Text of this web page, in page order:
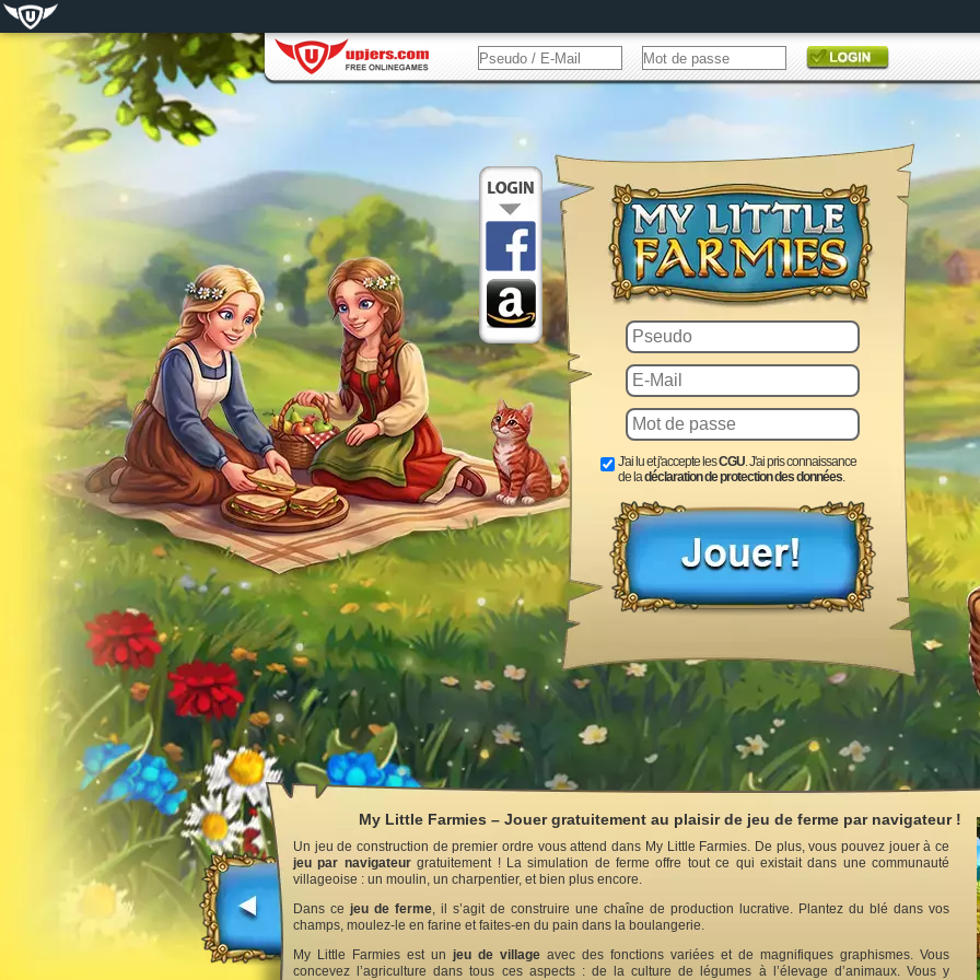
J'ai lu et j'accepte lesCGU. J'ai pris connaissance
de ladéclaration de protection des données.
My Little Farmies – Jouer gratuitement au plaisir de jeu de ferme par navigateur !
Un jeu de construction de premier ordre vous attend dans My Little Farmies. De plus, vous pouvez jouer à ce
jeu par navigateurgratuitement ! La simulation de ferme offre tout ce qui existait dans une communauté
villageoise : un moulin, un charpentier, et bien plus encore.
Dans ce jeu de ferme, il s’agit de construire une chaîne de production lucrative. Plantez du blé dans vos
champs, moulez-le en farine et faites-en du pain dans la boulangerie.
My Little Farmies est un jeu de village avec des fonctions variées et de magnifiques graphismes. Vous
concevez l’agriculture dans tous ces aspects : de la culture de légumes à l’élevage d’animaux. Vous y